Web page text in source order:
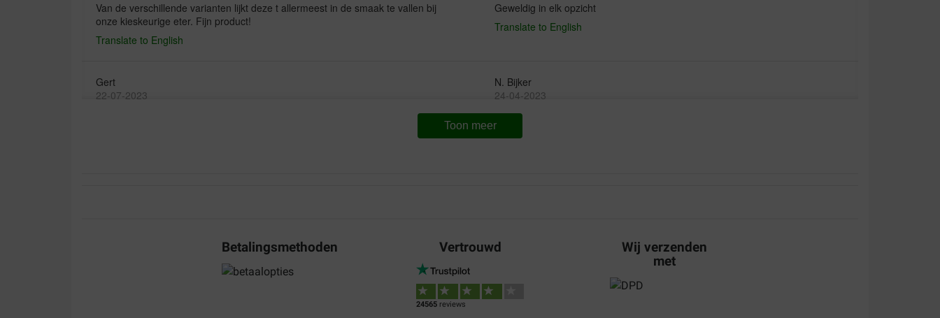
Van de verschillende varianten lijkt deze t allermeest in de smaak te vallen bij
onze kieskeurige eter. Fijn product!
Translate to English
Geweldig in elk opzicht
Translate to English
Gert
22-07-2023
N. Bijker
24-04-2023
Bezorging:
Toon meer
Betalingsmethoden Vertrouwd
24565reviews
Wij verzenden
met